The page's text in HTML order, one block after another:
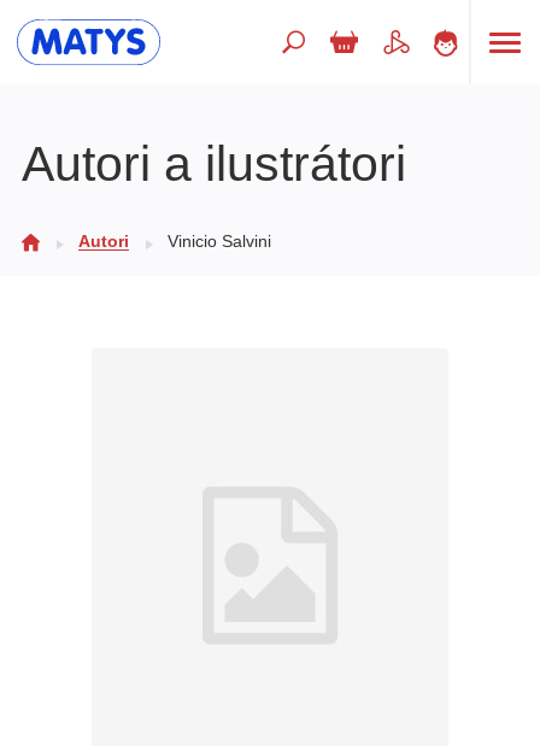
Doplnkový sortiment
Všetky kategórie
Autori a ilustrátori
Autori Vinicio Salvini